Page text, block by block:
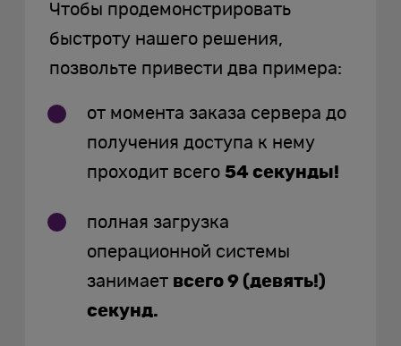
Чтобы продемонстрировать
быстроту нашего решения,
позвольте привести два примера:
от момента заказа сервера до
получения доступа к нему
проходит всего 54 секунды!
полная загрузка
операционной системы
занимает всего 9 (девять!)
секунд.